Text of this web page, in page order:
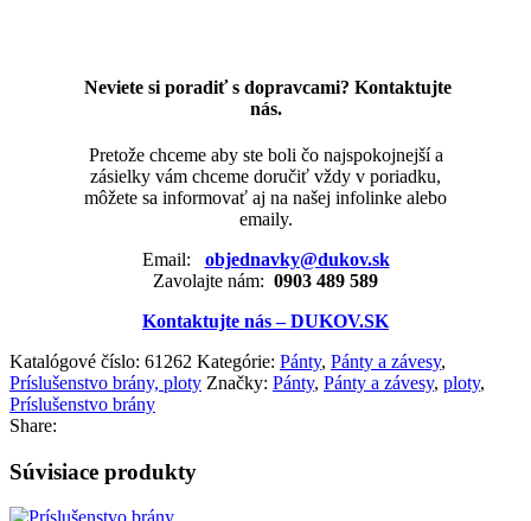
Neviete si poradiť s dopravcami? Kontaktujte
nás.
Pretože chceme aby ste boli čo najspokojnejší a
zásielky vám chceme doručiť vždy v poriadku,
môžete sa informovať aj na našej infolinke alebo
emaily.
Email: objednavky@dukov.sk
Zavolajte nám: 0903 489 589
Kontaktujte nás – DUKOV.SK
Katalógové číslo: 61262 Kategórie: Pánty, Pánty a závesy,
Príslušenstvo brány, ploty Značky: Pánty, Pánty a závesy, ploty,
Príslušenstvo brány
Share:
Súvisiace produkty